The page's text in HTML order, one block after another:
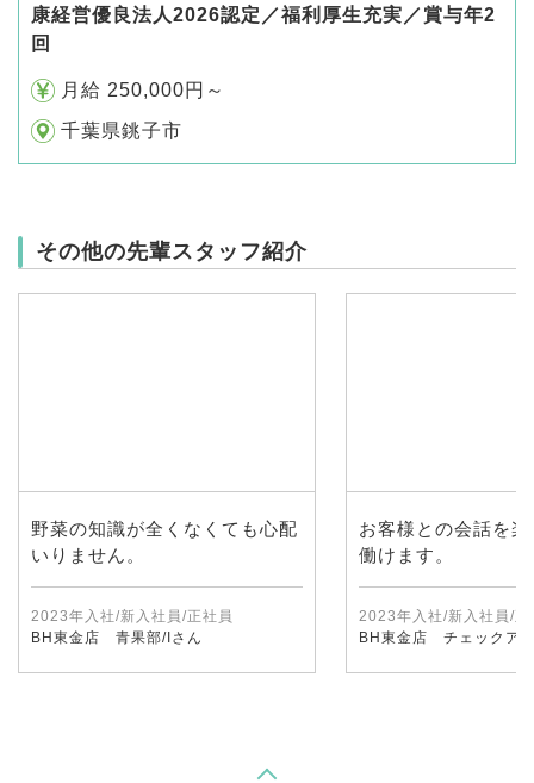
康経営優良法人2026認定／福利厚生充実／賞与年2
回
月給 250,000円～
千葉県銚子市
その他の先輩スタッフ紹介
野菜の知識が全くなくても心配
いりません。
2023年入社/新入社員/正社員
BH東金店 青果部/Iさん
お客様との会話を
働けます。
2023年入社/新入社員/正
BH東金店 チェックア